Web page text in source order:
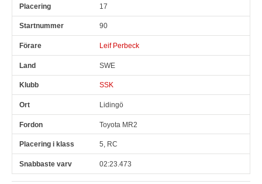
17
90
Leif Perbeck
SWE
SSK
Lidingö
Toyota MR2
5, RC
02:23.473